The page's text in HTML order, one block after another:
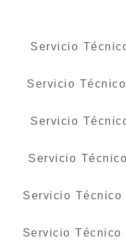
Servicio
Servicio
Servicio
Servicio
Servicio Técnico
Servicio Técnico